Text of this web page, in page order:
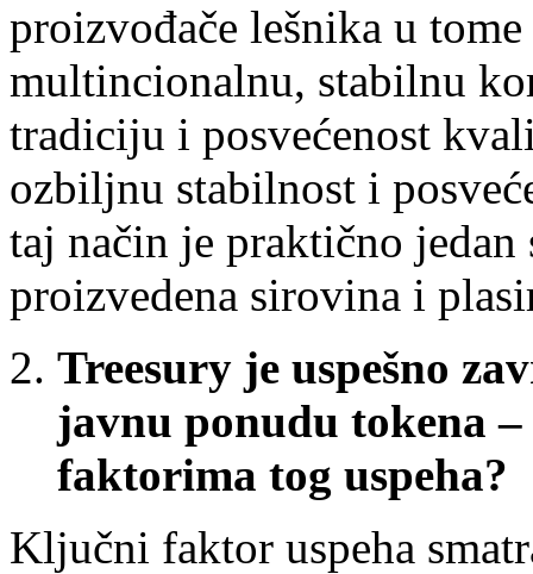
proizvođače lešnika u
multincionalnu, stabilnu
tradiciju i posvećenost
ozbiljnu stabilnost i
taj način je praktično jedan
proizvedena sirovina i
Treesury je uspešno
javnu ponudu tokena
faktorima tog uspeha?
Ključni faktor uspeha